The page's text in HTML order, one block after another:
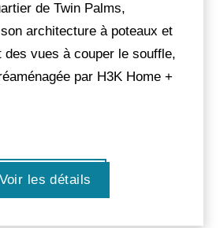
de Twin Palms,
architecture à poteaux et
des vues à couper le souffle,
par H3K Home +
Voir les détails